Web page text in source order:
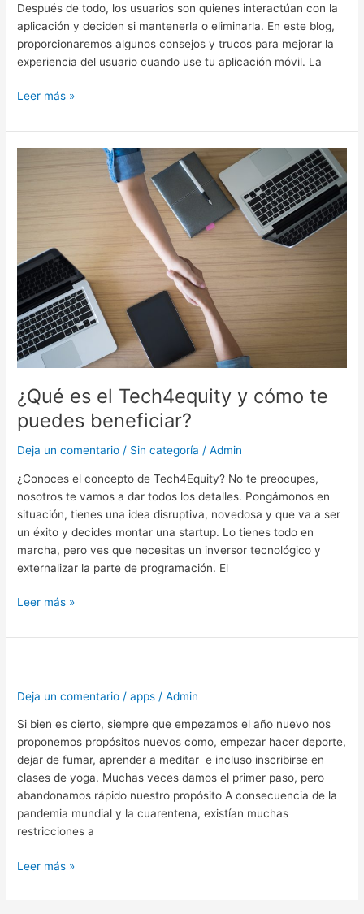
Después de todo, los usuarios son quienes interactúan con la
aplicación y deciden si mantenerla o eliminarla. En este blog,
proporcionaremos algunos consejos y trucos para mejorar la
experiencia del usuario cuando use tu aplicación móvil. La
Leer más »
¿Qué es el Tech4equity y cómo te
puedes beneficiar?
Deja un comentario / Sin categoría /Admin
¿Conoces el concepto de Tech4Equity? No te preocupes,
nosotros te vamos a dar todos los detalles. Pongámonos en
situación, tienes una idea disruptiva, novedosa y que va a ser
un éxito y decides montar una startup. Lo tienes todo en
marcha, pero ves que necesitas un inversor tecnológico y
externalizar la parte de programación. El
te
puedes
beneficiar?
Leer más »
Deja un comentario /apps /Admin
Si bien es cierto, siempre que empezamos el año nuevo nos
proponemos propósitos nuevos como, empezar hacer deporte,
dejar de fumar, aprender a meditar e incluso inscribirse en
clases de yoga. Muchas veces damos el primer paso, pero
abandonamos rápido nuestro propósito A consecuencia de la
pandemia mundial y la cuarentena, existían muchas
restricciones a
cumplir
propósitos
Leer más »